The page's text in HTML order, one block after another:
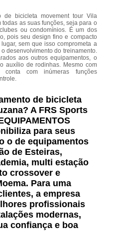
de bicicleta movement tour Vila
as suas funções, seja para o
ou condomínios. É um dos
pois seu design fino e compacto
sem que isso comprometa a
desenvolvimento do treinamento.
aos outros equipamentos, o
auxílio de rodinhas. Mesmo com
conta com inúmeras funções
de bicicleta
A FRS Sports
para seus
o de equipamentos
de Esteiras,
multi estação
crossover e
Para uma
a empresa
profissionais
modernas,
confiança e boa